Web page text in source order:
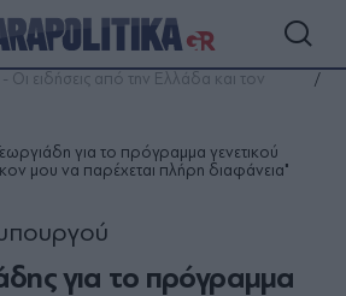
Οι ειδήσεις από την Ελλάδα και τον
για το πρόγραμμα γενετικού
μου να παρέχεται πλήρη διαφάνεια"
για το πρόγραμμα